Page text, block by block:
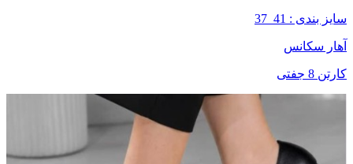
سایز بندی : 41_37
آهار سکانس
کارتن 8 جفتی